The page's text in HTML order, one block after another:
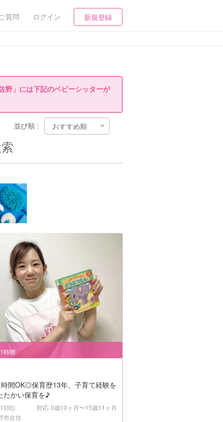
質問 ログイン 新規登録
野」には下記のベビーシッターが
並び順 :
時間
間OK◎保育歴13年、子育て経験を
たかい保育を♪
回) 対応 0歳10ヶ月〜15歳11ヶ月
市在住